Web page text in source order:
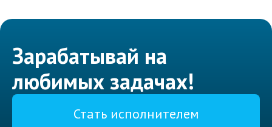
Зарабатывай на
любимых задачах!
Стать исполнителем